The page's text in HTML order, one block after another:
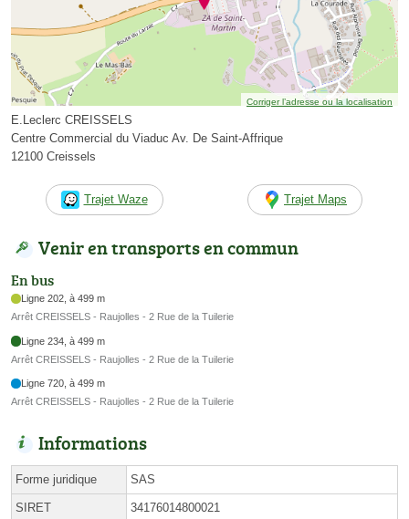
Corriger l’adresse ou la localisation
E.Leclerc CREISSELS
Centre Commercial du Viaduc Av. De Saint-Affrique
12100 Creissels
Trajet Waze Trajet Maps
Venir en transports en commun
En bus
Ligne 202, à 499 m
Arrêt CREISSELS - Raujolles - 2 Rue de la Tuilerie
Ligne 234, à 499 m
Arrêt CREISSELS - Raujolles - 2 Rue de la Tuilerie
Ligne 720, à 499 m
Arrêt CREISSELS - Raujolles - 2 Rue de la Tuilerie
Informations
Forme juridique SAS
SIRET 34176014800021